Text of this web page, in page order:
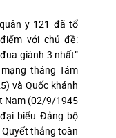
y 121 đã tổ
với chủ đề:
giành 3 nhất”
tháng Tám
và Quốc khánh
Nam (02/9/1945
biểu Đảng bộ
thắng toàn